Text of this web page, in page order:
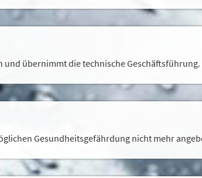
und übernimmt die technische Geschäftsführung.
Gesundheitsgefährdung nicht mehr